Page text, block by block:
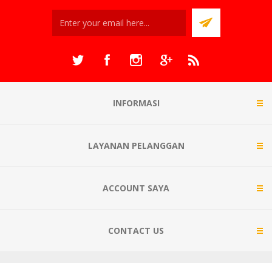
INFORMASI
LAYANAN PELANGGAN
ACCOUNT SAYA
CONTACT US